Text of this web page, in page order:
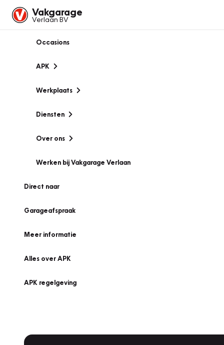
Vakgarage
Verlaan BV
Occasions
APK
Werkplaats
Diensten
Over ons
Werken bij Vakgarage Verlaan
Direct naar
Garageafspraak
Meer informatie
Alles over APK
APK regelgeving